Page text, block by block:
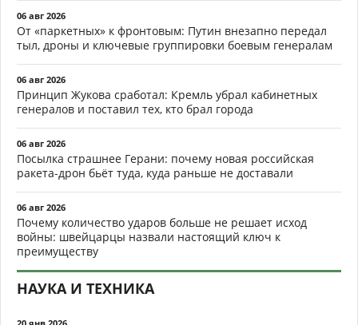
06 авг 2026
От «паркетных» к фронтовым: Путин внезапно передал
тыл, дроны и ключевые группировки боевым генералам
06 авг 2026
Принцип Жукова сработал: Кремль убрал кабинетных
генералов и поставил тех, кто брал города
06 авг 2026
Посылка страшнее Герани: почему новая российская
ракета-дрон бьёт туда, куда раньше не доставали
06 авг 2026
Почему количество ударов больше не решает исход
войны: швейцарцы назвали настоящий ключ к
преимуществу
НАУКА И ТЕХНИКА